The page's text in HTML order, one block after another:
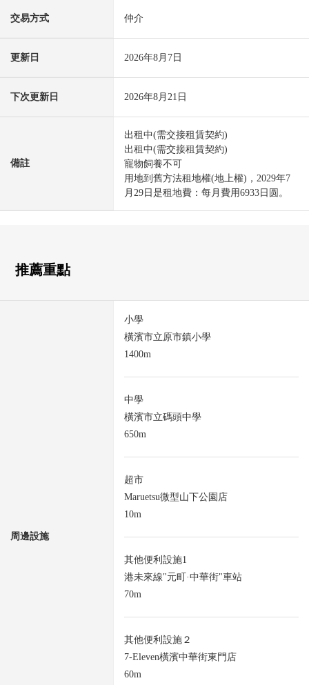
交易方式 仲介
更新日 2026年8月7日
下次更新日 2026年8月21日
備註
出租中(需交接租賃契約)
出租中(需交接租賃契約)
寵物飼養不可
用地到舊方法租地權(地上權)，2029年7
月29日是租地費：每月費用6933日圆。
推薦重點
周邊設施
小學
橫濱市立原市鎮小學
1400m
中學
橫濱市立碼頭中學
650m
超市
Maruetsu微型山下公園店
10m
其他便利設施1
港未來線"元町·中華街"車站
70m
其他便利設施２
7-Eleven橫濱中華街東門店
60m